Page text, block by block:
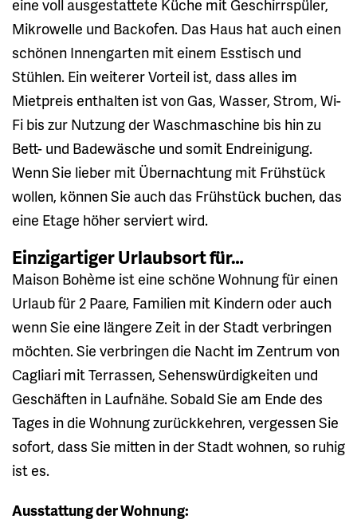
eine voll ausgestattete Küche mit Geschirrspüler,
Mikrowelle und Backofen. Das Haus hat auch einen
schönen Innengarten mit einem Esstisch und
Stühlen. Ein weiterer Vorteil ist, dass alles im
Mietpreis enthalten ist von Gas, Wasser, Strom, Wi-
Fi bis zur Nutzung der Waschmaschine bis hin zu
Bett- und Badewäsche und somit Endreinigung.
Wenn Sie lieber mit Übernachtung mit Frühstück
wollen, können Sie auch das Frühstück buchen, das
eine Etage höher serviert wird.
Einzigartiger Urlaubsort für…
Maison Bohème ist eine schöne Wohnung für einen
Urlaub für 2 Paare, Familien mit Kindern oder auch
wenn Sie eine längere Zeit in der Stadt verbringen
möchten. Sie verbringen die Nacht im Zentrum von
Cagliari mit Terrassen, Sehenswürdigkeiten und
Geschäften in Laufnähe. Sobald Sie am Ende des
Tages in die Wohnung zurückkehren, vergessen Sie
sofort, dass Sie mitten in der Stadt wohnen, so ruhig
ist es.
Ausstattung der Wohnung: